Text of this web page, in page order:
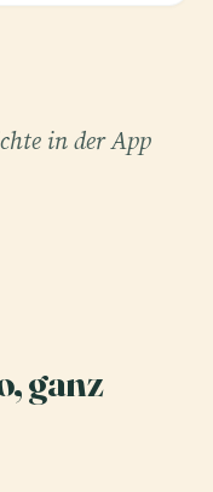
in der App
ganz